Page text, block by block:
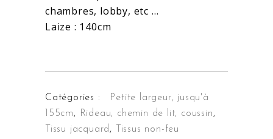
chambres, lobby, etc …
Laize : 140cm
Catégories :
Petite largeur, jusqu'à
155cm, Rideau, chemin de lit, coussin,
Tissu jacquard , Tissus non-feu